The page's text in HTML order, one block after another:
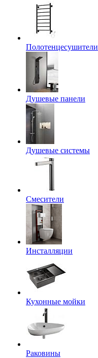
Полотенцесушители
Душевые панели
Душевые системы
Смесители
Инсталляции
Кухонные мойки
Раковины